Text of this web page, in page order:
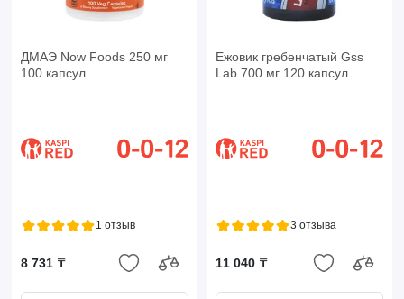
ДМАЭ Now Foods 250 мг
100 капсул
1 отзыв
8 731 ₸
Ежовик гребенчатый Gss
Lab 700 мг 120 капсул
3 отзыва
11 040 ₸